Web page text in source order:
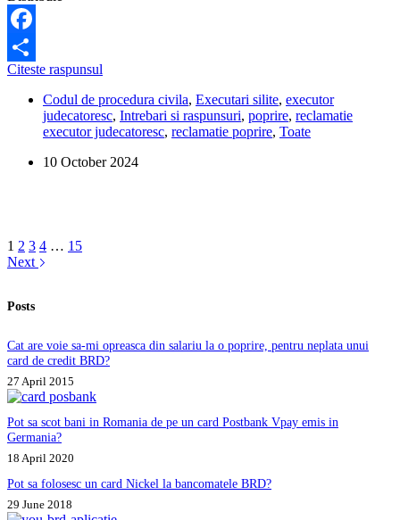
Facebook
Share
Citeste raspunsul
de
facut
daca
se
Codul de procedura civila, Executari silite, executor
judecatoresc, Intrebari si raspunsuri, poprire, reclamatie
executor judecatoresc, reclamatie poprire, Toate
10 October 2024
1 2 3 4 … 15
Next
Posts
Cat are voie sa-mi opreasca din salariu la o poprire, pentru neplata unui
card de credit BRD?
27 April 2015
Pot sa scot bani in Romania de pe un card Postbank Vpay emis in
Germania?
18 April 2020
Pot sa folosesc un card Nickel la bancomatele BRD?
29 June 2018